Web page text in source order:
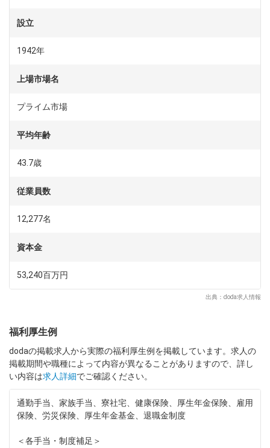
い製品の開発や、紙以外へ印刷するプリンタ、水を使わず紙を
特に商業・産業用プリンタにおいては、衣類や布、壁材等の空
モノでのデジタル印刷ソリューションが展開されています。
マニュファクチャリング関連・ウエアラブル事業
ット事業・小型射出成形機事業を展開。
ット）では世界トップクラスシェアを誇ります。
生産工場の省人化・省エネ化・省スペース化を目指し、ロボッ
ァクトリーの実現に向けた開発や提案を強化しています。
■長期ビジョン：
持つ技術（省・小・精）を進化させ、社会に最適な形で実装
ンです。
設立
1942年
上場市場名
プライム市場
平均年齢
43.7歳
従業員数
12,277名
資本金
53,240百万円
出典：doda求人情報
福利厚生例
dodaの掲載求人から実際の福利厚生例を掲載しています。求人の
掲載期間や職種によって内容が異なることがありますので、詳し
い内容は求人詳細でご確認ください。
通勤手当、家族手当、寮社宅、健康保険、厚生年金保険、雇用
保険、労災保険、厚生年金基金、退職金制度
＜各手当・制度補足＞